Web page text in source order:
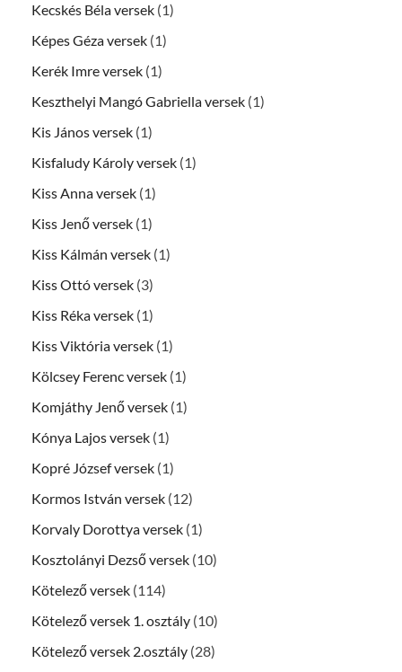
Kecskés Béla versek (1)
Képes Géza versek (1)
Kerék Imre versek (1)
Keszthelyi Mangó Gabriella versek (1)
Kis János versek (1)
Kisfaludy Károly versek (1)
Kiss Anna versek (1)
Kiss Jenő versek (1)
Kiss Kálmán versek (1)
Kiss Ottó versek (3)
Kiss Réka versek (1)
Kiss Viktória versek (1)
Kölcsey Ferenc versek (1)
Komjáthy Jenő versek (1)
Kónya Lajos versek (1)
Kopré József versek (1)
Kormos István versek (12)
Korvaly Dorottya versek (1)
Kosztolányi Dezső versek (10)
Kötelező versek (114)
Kötelező versek 1. osztály (10)
Kötelező versek 2.osztály (28)